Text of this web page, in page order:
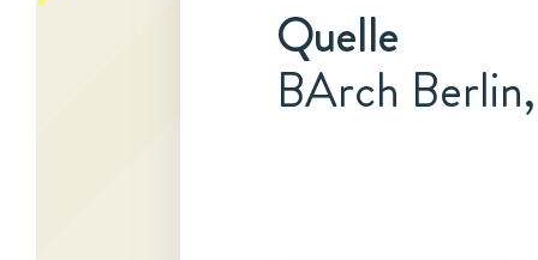
Quelle
BArch